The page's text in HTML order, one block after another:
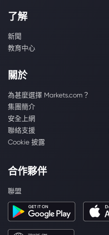
了解
新聞
教育中心
關於
為甚麼選擇 Markets.com？
集團簡介
安全上網
聯絡支援
Cookie 披露
合作夥伴
聯盟